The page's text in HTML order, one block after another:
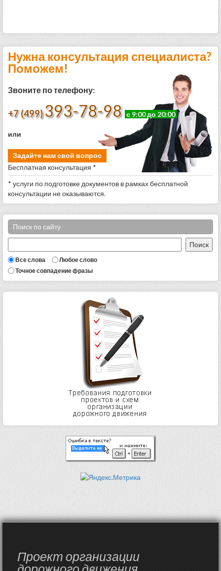
Нужна консультация специалиста?
Поможем!
Звоните по телефону:
+7 (499) 393-78-98 с 9:00 до 20:00
или
Задайте нам свой вопрос
Бесплатная консультация *
* услуги по подготовке документов в рамках бесплатной
консультации не оказываются.
Поиск по сайту
Все слова
Любое слово
Точное совпадение фразы
Проект организации